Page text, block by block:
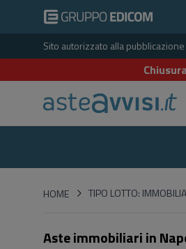
Sito autorizzato alla
HOMEHOMETIPO LOTTO:
Aste immobiliari in